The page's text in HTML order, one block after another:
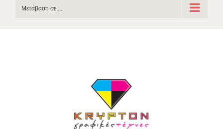
Μετάβαση σε ...